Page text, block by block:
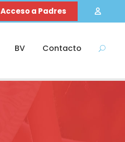
Acceso a Padres
BV Contacto